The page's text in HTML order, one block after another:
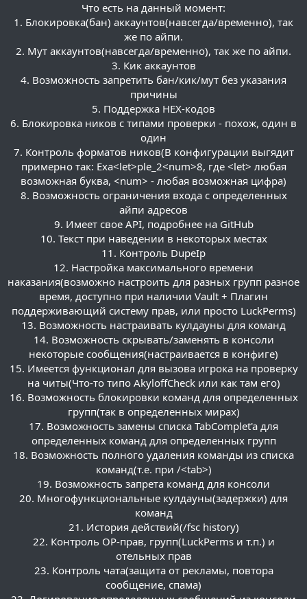
Что есть на данный момент:
1. Блокировка(бан) аккаунтов(навсегда/временно), так
же по айпи.
2. Мут аккаунтов(навсегда/временно), так же по айпи.
3. Кик аккаунтов
4. Возможность запретить бан/кик/мут без указания
причины
5. Поддержка HEX-кодов
6. Блокировка ников с типами проверки - похож, один в
один
7. Контроль форматов ников(В конфигурации выгядит
примерно так: Exa<let>ple_2<num>8, где <let> любая
возможная буква, <num> - любая возможная цифра)
8. Возможность ограничения входа с определенных
айпи адресов
9. Имеет свое API, подробнее на GitHub
10. Текст при наведении в некоторых местах
11. Контроль DupeIp
12. Настройка максимального времени
наказания(возможно настроить для разных групп разное
время, доступно при наличии Vault + Плагин
поддерживающий систему прав, или просто LuckPerms)
13. Возможность настраивать кулдауны для команд
14. Возможность скрывать/заменять в консоли
некоторые сообщения(настраивается в конфиге)
15. Имеется функционал для вызова игрока на проверку
на читы(Что-то типо AkyloffCheck или как там его)
16. Возможность блокировки команд для определенных
групп(так в определенных мирах)
17. Возможность замены списка TabComplet'a для
определенных команд для определенных групп
18. Возможность полного удаления команды из списка
команд(т.е. при /<tab>)
19. Возможность запрета команд для консоли
20. Многофункциональные кулдауны(задержки) для
команд
21. История действий(/fsc history)
22. Контроль OP-прав, групп(LuckPerms и т.п.) и
отельных прав
23. Контроль чата(защита от рекламы, повтора
сообщение, спама)